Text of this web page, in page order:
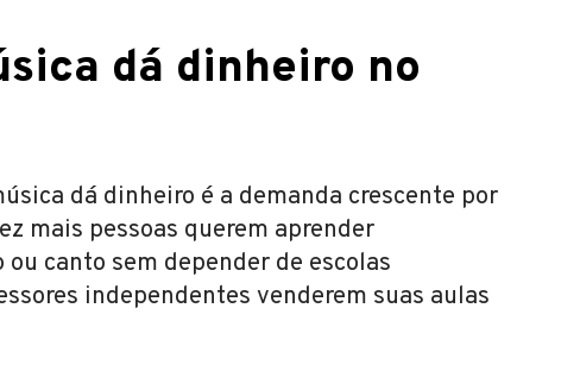
dá dinheiro no
dá dinheiro é a demanda crescente por
mais pessoas querem aprender
canto sem depender de escolas
independentes venderem suas aulas